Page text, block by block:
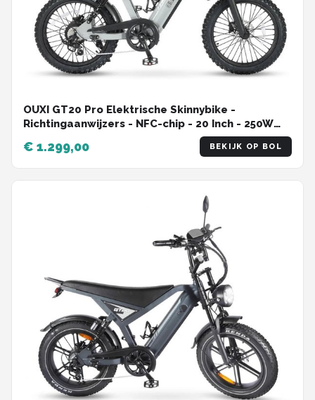
OUXI GT20 Pro Elektrische Skinnybike -
Richtingaanwijzers - NFC-chip - 20 Inch - 250W
Motor - 7 Versnellingen - 65 km Actieradius -
Hydraulische Schijfremmen - Lichtgrijs
€ 1.299,00 BEKIJK OP BOL